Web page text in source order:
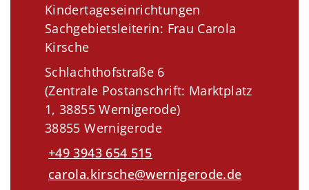
Kindertageseinrichtungen
Sachgebietsleiterin: Frau Carola
Kirsche
Schlachthofstraße 6
(Zentrale Postanschrift: Marktplatz
1, 38855 Wernigerode)
38855 Wernigerode
+49 3943 654 515
carola.kirsche@wernigerode.de